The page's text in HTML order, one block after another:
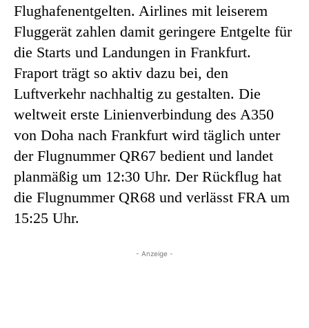
Flughafenentgelten. Airlines mit leiserem
Fluggerät zahlen damit geringere Entgelte für
die Starts und Landungen in Frankfurt.
Fraport trägt so aktiv dazu bei, den
Luftverkehr nachhaltig zu gestalten. Die
weltweit erste Linienverbindung des A350
von Doha nach Frankfurt wird täglich unter
der Flugnummer QR67 bedient und landet
planmäßig um 12:30 Uhr. Der Rückflug hat
die Flugnummer QR68 und verlässt FRA um
15:25 Uhr.
- Anzeige -